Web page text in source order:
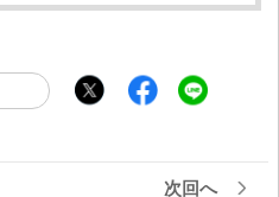
次回へ